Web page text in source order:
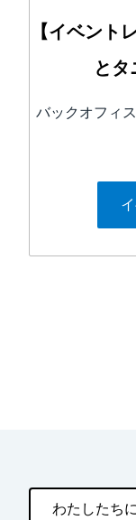
【イベント
とタ
バックオフィ
わたしたち